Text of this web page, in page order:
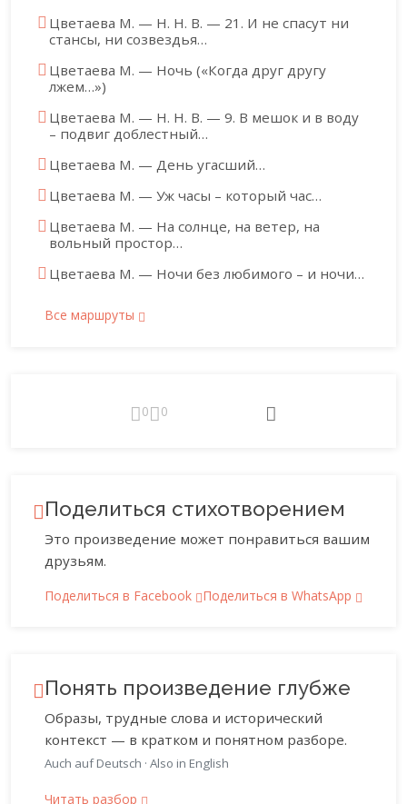
Цветаева М. — Н. Н. В. — 21. И не спасут ни
стансы, ни созвездья…
Цветаева М. — Ночь («Когда друг другу
лжем…»)
Цветаева М. — Н. Н. В. — 9. В мешок и в воду
– подвиг доблестный…
Цветаева М. — День угасший…
Цветаева М. — Уж часы – который час…
Цветаева М. — На солнце, на ветер, на
вольный простор…
Цветаева М. — Ночи без любимого – и ночи…
Все маршруты
0 0
Поделиться стихотворением
Это произведение может понравиться вашим
друзьям.
Поделиться в Facebook Поделиться в WhatsApp
Понять произведение глубже
Образы, трудные слова и исторический
контекст — в кратком и понятном разборе.
Auch auf Deutsch · Also in English
Читать разбор